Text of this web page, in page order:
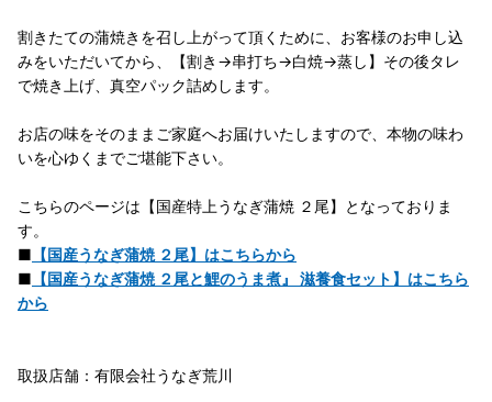
割きたての蒲焼きを召し上がって頂くために、お客様のお申し込
みをいただいてから、【割き→串打ち→白焼→蒸し】その後タレ
で焼き上げ、真空パック詰めします。
お店の味をそのままご家庭へお届けいたしますので、本物の味わ
いを心ゆくまでご堪能下さい。
こちらのページは【国産特上うなぎ蒲焼 ２尾】となっておりま
す。
■ 【国産うなぎ蒲焼 ２尾】はこちらから
■ 【国産うなぎ蒲焼 ２尾と鯉のうま煮』 滋養食セット】はこちら
から
取扱店舗：有限会社うなぎ荒川